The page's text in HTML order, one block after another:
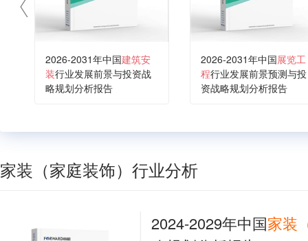
2026-2031年中国建筑安
装行业发展前景与投资战
略规划分析报告
2026-2031年中国展览工
程行业发展前景预测与投
资战略规划分析报告
家装（家庭装饰）行业分析
2024-2029年中国家装